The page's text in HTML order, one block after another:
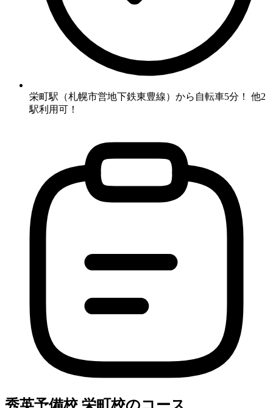
栄町駅（札幌市営地下鉄東豊線）から自転車5分！ 他2
駅利用可！